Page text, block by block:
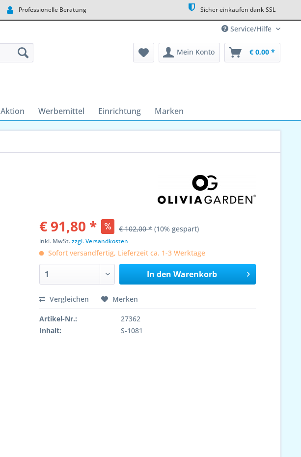
Professionelle Beratung Sicher einkaufen dank SSL
Service/Hilfe
Mein Konto € 0,00 *
Aktion Werbemittel Einrichtung Marken
€ 91,80 * € 102,00 * (10% gespart)
inkl. MwSt.zzgl. Versandkosten
Sofort versandfertig, Lieferzeit ca. 1-3 Werktage
In den Warenkorb
Vergleichen Merken
Artikel-Nr.:
27362
Inhalt:
S-1081